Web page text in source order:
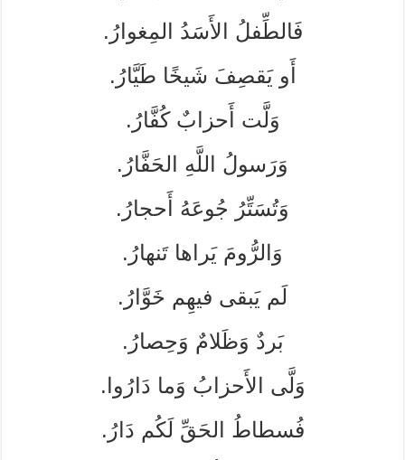
فَالطِّفلُ الأَسَدُ المِغوارُ.
أَو يَقصِفَ شَيخًا طَيَّارُ.
وَلَّت أَحزابٌ كُفَّارُ.
وَرَسولُ اللَّهِ الحَفَّارُ.
وَتُسَتِّرُ جُوعَهُ أَحجارُ.
وَالرُّومَ يَراها تَنهارُ.
لَم يَبقى فيهِم خَوَّارُ.
بَردٌ وَظَلامٌ وَحِصارُ.
وَلَّى الأَحزابُ وَما دَارُوا.
فُسطاطُ الحَقِّ لَكُم دَارُ.